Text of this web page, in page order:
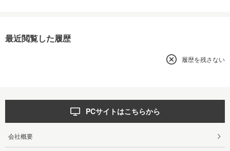
最近閲覧した履歴
履歴を残さない
PCサイトはこちらから
会社概要